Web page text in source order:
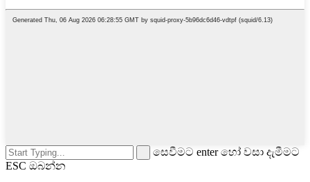
සෙවීමට enter හෝ වසා දැමීමට
ESC ඔබන්න